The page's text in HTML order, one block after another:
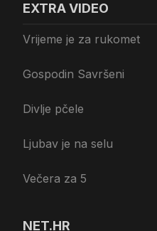
EXTRA VIDEO
Vrijeme je za rukomet
Gospodin Savršeni
Divlje pčele
Ljubav je na selu
Večera za 5
NET.HR